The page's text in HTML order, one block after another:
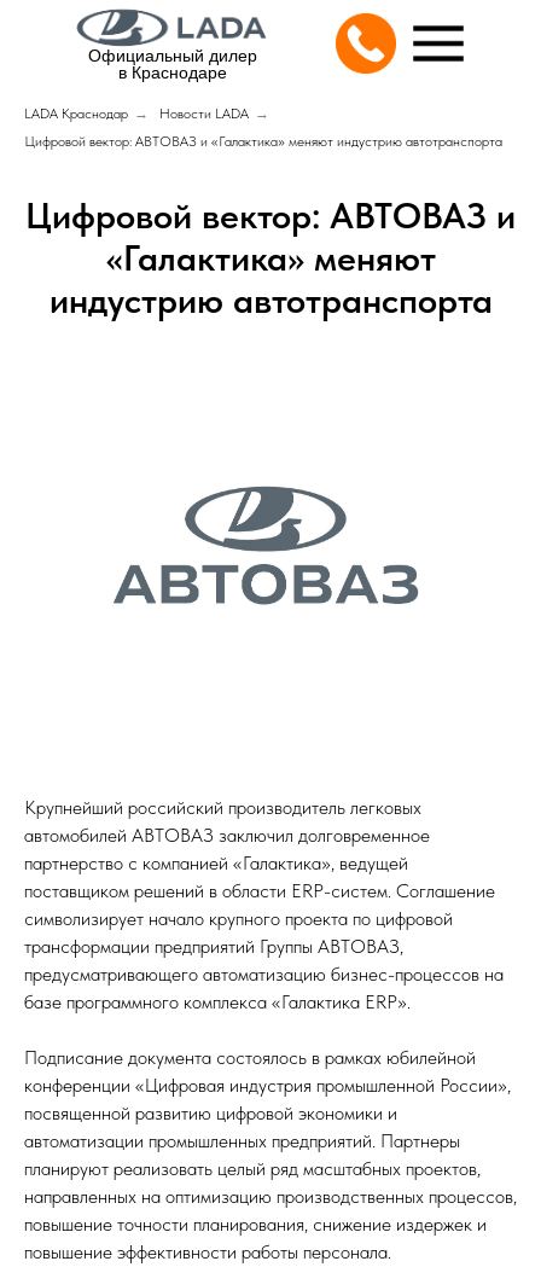
Официальный дилер
в Краснодаре
LADA Краснодар → Новости LADA →
Цифровой вектор: АВТОВАЗ и «Галактика» меняют индустрию автотранспорта
Цифровой вектор: АВТОВАЗ и
«Галактика» меняют
индустрию автотранспорта
Крупнейший российский производитель легковых
автомобилей АВТОВАЗ заключил долговременное
партнерство с компанией «Галактика», ведущей
поставщиком решений в области ERP-систем. Соглашение
символизирует начало крупного проекта по цифровой
трансформации предприятий Группы АВТОВАЗ,
предусматривающего автоматизацию бизнес-процессов на
базе программного комплекса «Галактика ERP».
Подписание документа состоялось в рамках юбилейной
конференции «Цифровая индустрия промышленной России»,
посвященной развитию цифровой экономики и
автоматизации промышленных предприятий. Партнеры
планируют реализовать целый ряд масштабных проектов,
направленных на оптимизацию производственных процессов,
повышение точности планирования, снижение издержек и
повышение эффективности работы персонала.